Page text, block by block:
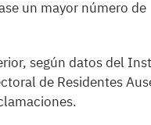
un mayor número de
según datos del
de Residentes